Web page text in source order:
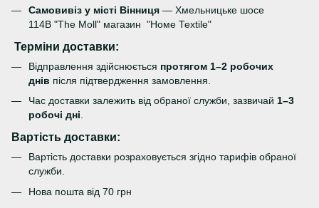
Самовивіз у місті Вінниця — Хмельницьке шосе
114В "The Moll" магазин "Номе Теxtile"
Терміни доставки:
Відправлення здійснюється протягом 1–2 робочих
днів після підтвердження замовлення.
Час доставки залежить від обраної служби, зазвичай 1–3
робочі дні.
Вартість доставки:
Вартість доставки розраховується згідно тарифів обраної
служби.
Нова пошта від 70 грн